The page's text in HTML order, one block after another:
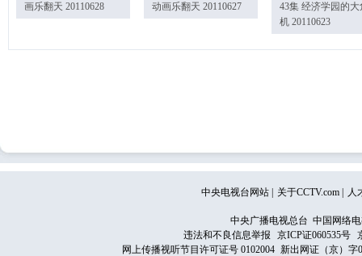
画乐翻天 20110628
动画乐翻天 20110627
43集 经济学园的大
机 20110623
中央电视台网站 关于CCTV.com 人
中央广播电视总台 中国网络
违法和不良信息举报
京ICP证060535号
网上传播视听节目许可证号 0102004 新出网证（京）